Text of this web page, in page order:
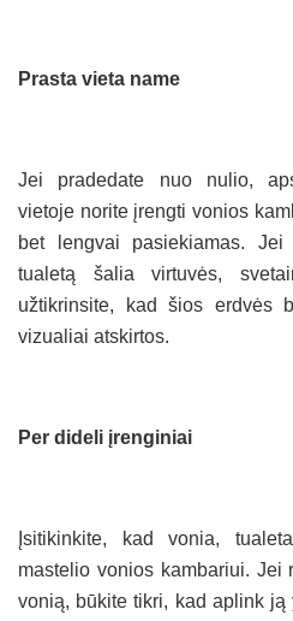
Prasta vieta name
Jei pradedate nuo nulio,
vietoje norite įrengti vonios
bet lengvai pasiekiamas. Jei
tualetą šalia virtuvės,
užtikrinsite, kad šios erdvės
vizualiai atskirtos.
Per dideli įrenginiai
Įsitikinkite, kad vonia,
mastelio vonios kambariui. Jei
vonią, būkite tikri, kad aplink